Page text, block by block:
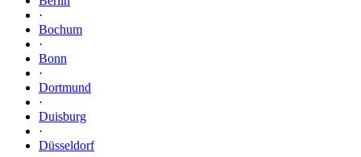
·
Bochum
·
Bonn
·
Dortmund
·
Duisburg
·
Düsseldorf